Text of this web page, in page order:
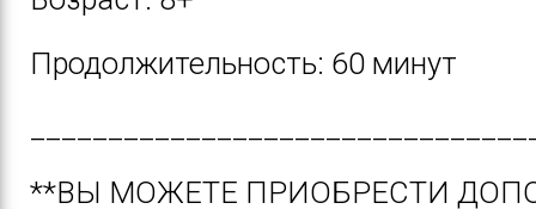
Продолжительность: 60 минут
**ВЫ МОЖЕТЕ ПРИОБРЕСТИ